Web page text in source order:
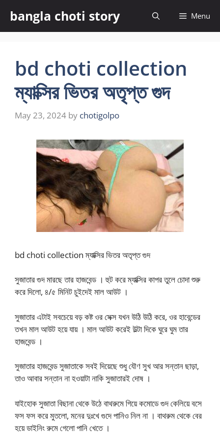
content
bangla choti story Menu
bd choti collection
ম্যাক্সির ভিতর অতৃপ্ত গুদ
May 23, 2024 by chotigolpo
bd choti collection ম্যাক্সির ভিতর অতৃপ্ত গুদ
সুজাতার গুদ মারছে তার হাজবেন্ড । হুট করে ম্যাক্সির কাপর তুলে চোদা শুরু
করে দিলো, ৪/৫ মিনিট চুইদেই মাল আউট ।
সুজাতার এটাই সবচেয়ে বড় কষ্ট ওর সেক্স যখন উঠি উঠি করে, ওর হাবেন্ডের
তখন মাল আউট হয়ে যায় । মাল আউট করেই উল্টা দিকে ঘুরে ঘুম তার
হাজবেন্ড ।
সুজাতার হাজবেন্ড সুজাতাকে সবই দিয়েছে শুধু যৌণ সুখ আর সন্তান ছাড়া,
তাও আবার সন্তান না হওয়াটা নাকি সুজাতারই দোষ ।
যাইহোক সুজাতা বিছানা থেকে উঠে বাথরুমে গিয়ে কমোডে গুদ কেলিয়ে বসে
ফস ফস করে মুতলো, মনের দুঃখে গুদে পানিও নিল না । বাথরুম থেকে বের
হয়ে ডাইনিং রুমে গেলো পানি খেতে ।